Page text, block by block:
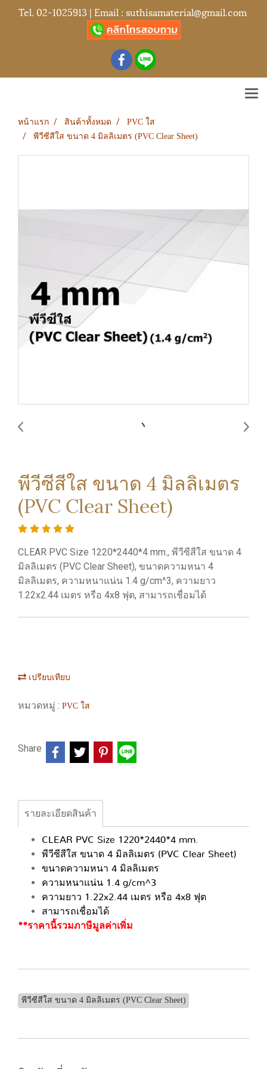
Tel. 02-1025913 | Email : suthisamaterial@gmail.com
หน้าแรก สินค้าทั้งหมด
PVC ใส
พีวีซีสีใส ขนาด 4 มิลลิเมตร (PVC Clear Sheet)
พีวีซีสีใส ขนาด 4 มิลลิเมตร
(PVC Clear Sheet)
CLEAR PVC Size 1220*2440*4 mm., พีวีซีสีใส ขนาด 4
มิลลิเมตร (PVC Clear Sheet), ขนาดความหนา 4
มิลลิเมตร, ความหนาแน่น 1.4 g/cm^3, ความยาว
1.22x2.44 เมตร หรือ 4x8 ฟุต, สามารถเชื่อมได้
เปรียบเทียบ
หมวดหมู่ : PVC ใส
Share
รายละเอียดสินค้า
CLEAR PVC Size 1220*2440*4 mm.
พีวีซีสีใส ขนาด 4 มิลลิเมตร (PVC Clear Sheet)
ขนาดความหนา 4 มิลลิเมตร
ความหนาแน่น 1.4 g/cm^3
ความยาว 1.22x2.44 เมตร หรือ 4x8 ฟุต
สามารถเชื่อมได้
**ราคานี้รวมภาษีมูลค่าเพิ่ม
พีวีซีสีใส ขนาด 4 มิลลิเมตร (PVC Clear Sheet)